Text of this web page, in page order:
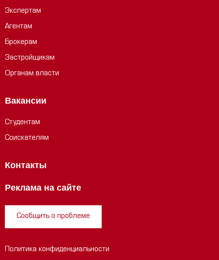
Экспертам
Агентам
Брокерам
Застройщикам
Органам власти
Вакансии
Студентам
Соискателям
Контакты
Реклама на сайте
Сообщить о проблеме
Политика конфиденциальности